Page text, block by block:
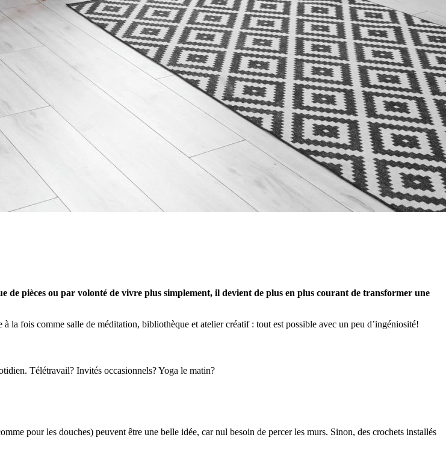
de pièces ou par volonté de vivre plus simplement, il devient de plus en plus courant de transformer une
la fois comme salle de méditation, bibliothèque et atelier créatif : tout est possible avec un peu d’ingéniosité!
Télétravail? Invités occasionnels? Yoga le matin?
pour les douches) peuvent être une belle idée, car nul besoin de percer les murs. Sinon, des crochets installés